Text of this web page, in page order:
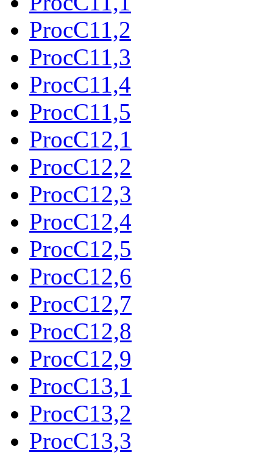
ProcC11,2
ProcC11,3
ProcC11,4
ProcC11,5
ProcC12,1
ProcC12,2
ProcC12,3
ProcC12,4
ProcC12,5
ProcC12,6
ProcC12,7
ProcC12,8
ProcC12,9
ProcC13,1
ProcC13,2
ProcC13,3